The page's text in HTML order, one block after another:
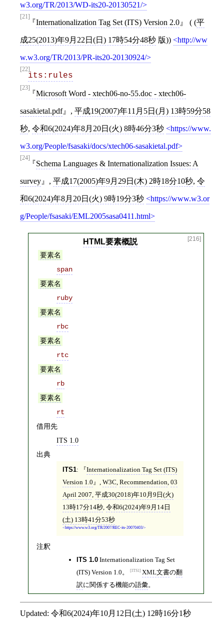
w3.org/TR/2013/WD-its20-20130521/
[21]
Internationalization Tag Set (ITS) Version 2.0 ( (平
成25(2013)年9月22日(日) 17時54分48秒 版)) http://ww
w.w3.org/TR/2013/PR-its20-20130924/
[22]
its:rules
[23]
Microsoft Word - xtech06-no-55.doc - xtech06-
sasakietal.pdf , 平成19(2007)年11月5日(月) 13時59分58
秒, 令和6(2024)年8月20日(火) 8時46分3秒 https://www.
w3.org/People/fsasaki/docs/xtech06-sasakietal.pdf
[24]
Schema Languages & Internationalization Issues: A
survey , 平成17(2005)年9月29日(木) 2時18分10秒, 令
和6(2024)年8月20日(火) 9時19分3秒 https://www.w3.or
g/People/fsasaki/EML2005sasa0411.html
[216]
HTML要素概説
要素名
span
要素名
ruby
要素名
rbc
要素名
rtc
要素名
rb
要素名
rt
借用先
ITS 1.0
出典
ITS1:
Internationalization Tag Set (ITS)
Version 1.0
, W3C, Recommendation, 03
April 2007, 平成30(2018)年10月9日(火)
13時17分14秒, 令和6(2024)年9月14日
(土) 13時41分53秒
https://www.w3.org/TR/2007/REC-its-20070403/
注釈
ITS 1.0 Internationalization Tag Set
(ITS) Version 1.0。
ITS1 XML文書の翻
訳に関係する機能の語彙。
Updated: 令和6(2024)年10月12日(土) 12時16分1秒